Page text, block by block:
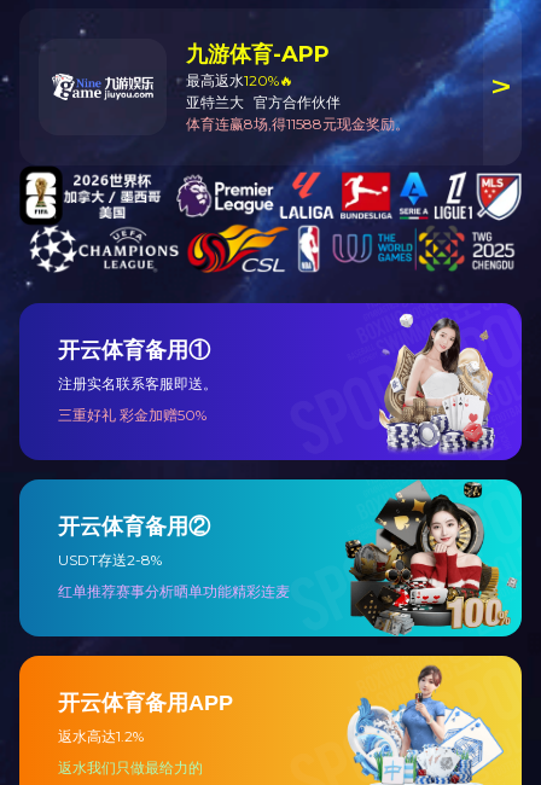
上一条：客户现
下一条：客户现
米兰milan（中国）丨 关于我们 丨 案例展示丨 在线留言